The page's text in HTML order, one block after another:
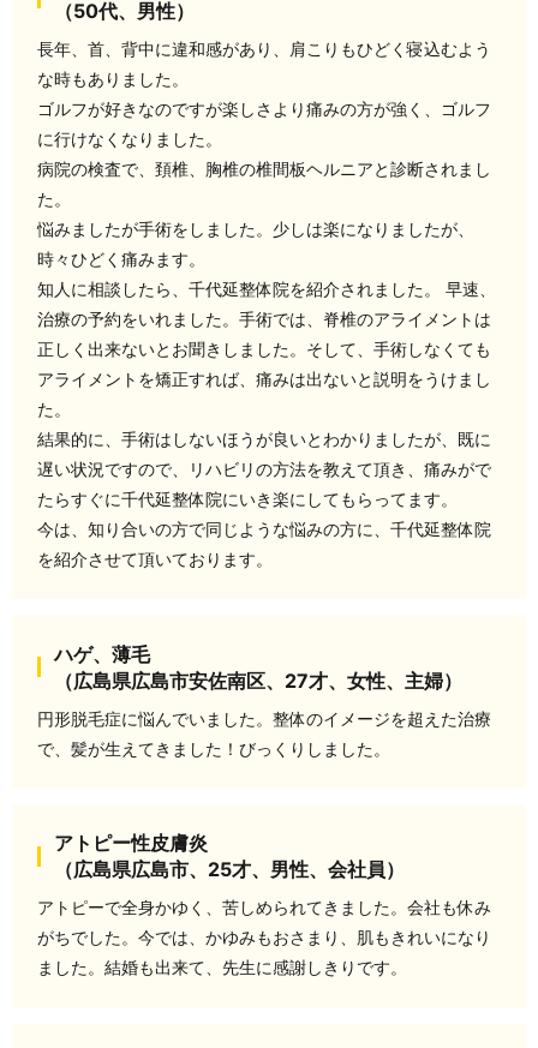
（50代、男性）
長年、首、背中に違和感があり、肩こりもひどく寝込むよう
な時もありました。
ゴルフが好きなのですが楽しさより痛みの方が強く、ゴルフ
に行けなくなりました。
病院の検査で、頚椎、胸椎の椎間板ヘルニアと診断されまし
た。
悩みましたが手術をしました。少しは楽になりましたが、
時々ひどく痛みます。
知人に相談したら、千代延整体院を紹介されました。 早速、
治療の予約をいれました。手術では、脊椎のアライメントは
正しく出来ないとお聞きしました。そして、手術しなくても
アライメントを矯正すれば、痛みは出ないと説明をうけまし
た。
結果的に、手術はしないほうが良いとわかりましたが、既に
遅い状況ですので、リハビリの方法を教えて頂き、痛みがで
たらすぐに千代延整体院にいき楽にしてもらってます。
今は、知り合いの方で同じような悩みの方に、千代延整体院
を紹介させて頂いております。
ハゲ、薄毛
（広島県広島市安佐南区、27才、女性、主婦）
円形脱毛症に悩んでいました。整体のイメージを超えた治療
で、髪が生えてきました！びっくりしました。
アトピー性皮膚炎
（広島県広島市、25才、男性、会社員）
アトピーで全身かゆく、苦しめられてきました。会社も休み
がちでした。今では、かゆみもおさまり、肌もきれいになり
ました。結婚も出来て、先生に感謝しきりです。